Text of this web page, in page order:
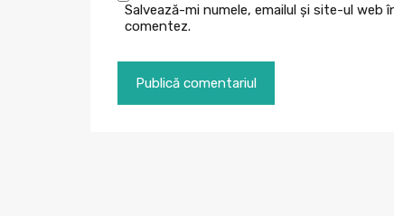
Salvează-mi numele, emailul și site-ul
comentez.